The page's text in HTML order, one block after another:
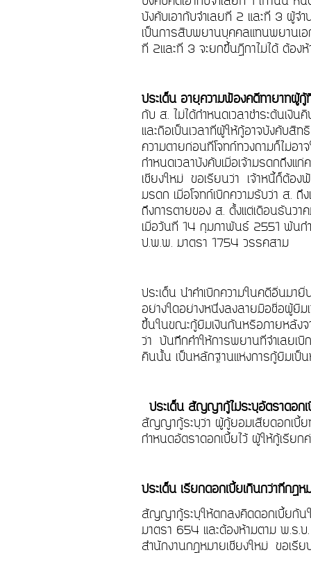
บังคับเอากับจำเลยที่ 2 และที่ 3 ผู้จ
เป็นการสืบพยานบุคคลแทนพยานเ
ที่ 2และที่ 3 จะยกขึ้นฎีกาไม่ได้ ต้อ
ประเด็น อายุความฟ้องคดีทายาทผู้
กับ ส. ไม่ได้กำหนดเวลาชำระต้นเงิ
และถือเป็นเวลาที่ผู้ให้กู้อาจบังคับสิ
ความตายก่อนที่โจทก์ทวงถามก็ไม่อา
กำหนดเวลาบังคับเมื่อเจ้ามรดกถึง
เชียงใหม่ ขอเรียนว่า เจ้าหนี้ก็ต้อง
มรดก เมื่อโจทก์เบิกความรับว่า ส.
ถึงการตายของ ส. ตั้งแต่เดือนธันวา
เมื่อวันที่ 14 กุมภาพันธ์ 2551 พ้นกำ
ป.พ.พ. มาตรา 1754 วรรคสาม
ประเด็น นำคำเบิกความในคดีอื่นม
อย่างใดอย่างหนึ่งลงลายมือชื่อผู้ยื
ขึ้นในขณะกู้ยืมเงินกันหรือภายหลังจ
ว่า บันทึกคำให้การพยานที่จำเลยเบิ
คืนนั้น เป็นหลักฐานแห่งการกู้ยืมเป็
ประเด็น สัญญากู้ไม่ระบุอัตราดอก
สัญญากู้ระบุว่า ผู้กู้ยอมเสียดอกเบี้ย
กำหนดอัตราดอกเบี้ยไว้ ผู้ให้กู้เรีย
ประเด็น เรียกดอกเบี้ยเกินกว่าที่กฎ
สัญญากู้ระบุให้ตกลงคิดดอกเบี้ยกัน
มาตรา 654 และต้องห้ามตาม พ.ร.
สำนักงานกฎหมายเชียงใหม่ ขอเรี